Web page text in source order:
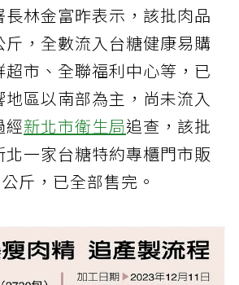
林金富昨表示，該批肉品
，全數流入台糖健康易購
市、全聯福利中心等，已
區以南部為主，尚未流入
經新北市衛生局追查，該批
一家台糖特約專櫃門市販
斤，已全部售完。